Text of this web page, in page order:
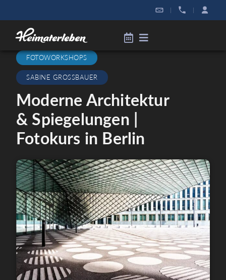
| |
FOTOWORKSHOPS
SABINE GROSSBAUER
Moderne Architektur
& Spiegelungen |
Fotokurs in Berlin